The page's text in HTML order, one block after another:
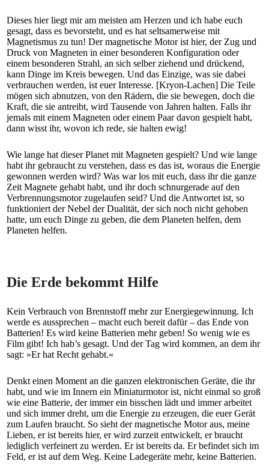
Dieses hier liegt mir am meisten am Herzen und ich habe euch
gesagt, dass es bevorsteht, und es hat seltsamerweise mit
Magnetismus zu tun! Der magnetische Motor ist hier, der Zug und
Druck von Magneten in einer besonderen Konfiguration oder
einem besonderen Strahl, an sich selber ziehend und drückend,
kann Dinge im Kreis bewegen. Und das Einzige, was sie dabei
verbrauchen werden, ist euer Interesse. [Kryon-Lachen] Die Teile
mögen sich abnutzen, von den Rädern, die sie bewegen, doch die
Kraft, die sie antreibt, wird Tausende von Jahren halten. Falls ihr
jemals mit einem Magneten oder einem Paar davon gespielt habt,
dann wisst ihr, wovon ich rede, sie halten ewig!
Wie lange hat dieser Planet mit Magneten gespielt? Und wie lange
habt ihr gebraucht zu verstehen, dass es das ist, woraus die Energie
gewonnen werden wird? Was war los mit euch, dass ihr die ganze
Zeit Magnete gehabt habt, und ihr doch schnurgerade auf den
Verbrennungsmotor zugelaufen seid? Und die Antwortet ist, so
funktioniert der Nebel der Dualität, der sich noch nicht gehoben
hatte, um euch Dinge zu geben, die dem Planeten helfen, dem
Planeten helfen.
Die Erde bekommt Hilfe
Kein Verbrauch von Brennstoff mehr zur Energiegewinnung. Ich
werde es aussprechen – macht euch bereit dafür – das Ende von
Batterien! Es wird keine Batterien mehr geben! So wenig wie es
Film gibt! Ich hab’s gesagt. Und der Tag wird kommen, an dem ihr
sagt: »Er hat Recht gehabt.«
Denkt einen Moment an die ganzen elektronischen Geräte, die ihr
habt, und wie im Innern ein Miniaturmotor ist, nicht einmal so groß
wie eine Batterie, der immer ein bisschen lädt und immer arbeitet
und sich immer dreht, um die Energie zu erzeugen, die euer Gerät
zum Laufen braucht. So sieht der magnetische Motor aus, meine
Lieben, er ist bereits hier, er wird zurzeit entwickelt, er braucht
lediglich verfeinert zu werden. Er ist bereits da. Er befindet sich im
Feld, er ist auf dem Weg. Keine Ladegeräte mehr, keine Batterien.